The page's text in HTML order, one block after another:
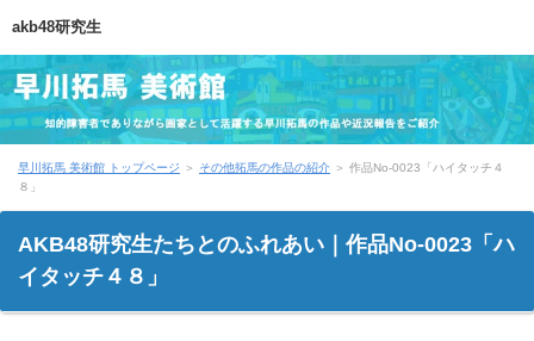
akb48研究生
早川拓馬 美術館 トップページ ＞ その他拓馬の作品の紹介 ＞ 作品No-0023「ハイタッチ４
８」
AKB48研究生たちとのふれあい｜作品No-0023「ハ
イタッチ４８」